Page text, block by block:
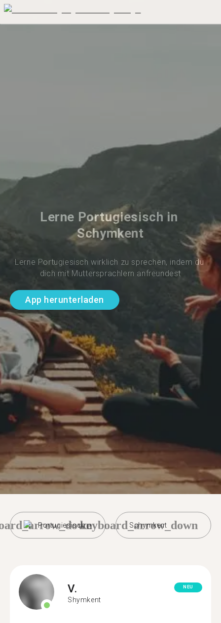
Lerne Portugiesisch in
Schymkent
Lerne Portugiesisch wirklich zu sprechen, indem du
dich mit Muttersprachlern anfreundest
App herunterladen
Portugiesisch Schymkent
keyboard_arrow_down
V.
Shymkent
NEU